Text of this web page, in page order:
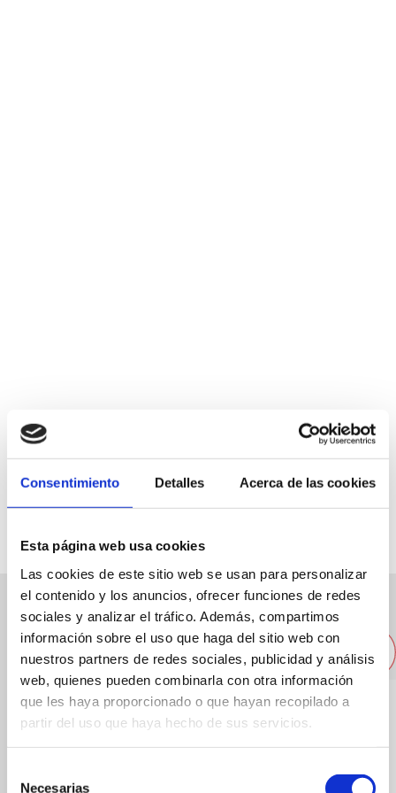
Consentimiento Detalles Acerca de las cookies
Esta página web usa cookies
Las cookies de este sitio web se usan para personalizar
el contenido y los anuncios, ofrecer funciones de redes
sociales y analizar el tráfico. Además, compartimos
información sobre el uso que haga del sitio web con
nuestros partners de redes sociales, publicidad y análisis
web, quienes pueden combinarla con otra información
que les haya proporcionado o que hayan recopilado a
partir del uso que haya hecho de sus servicios.
Necesarias
C/ Pont, 25
Otros restaurantes cercanos